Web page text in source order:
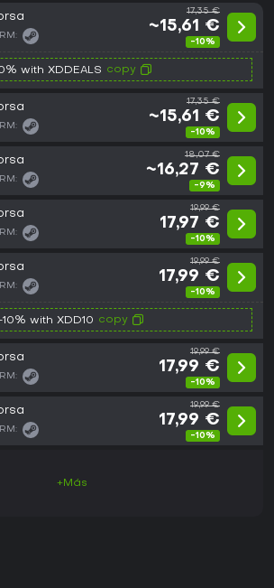
17,35 €
~15,61 €
-10%
with XDDEALS copy
17,35 €
~15,61 €
-10%
18,07 €
~16,27 €
-9%
19,99 €
17,97 €
-10%
19,99 €
17,99 €
-10%
with XDD10 copy
19,99 €
17,99 €
-10%
19,99 €
17,99 €
-10%
+Más